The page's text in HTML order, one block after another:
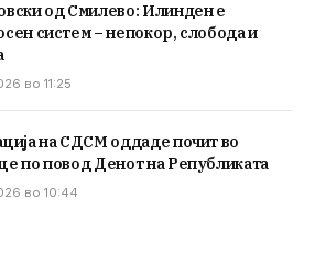
од Смилево: Илинден е
систем – непокор, слобода и
во 11:25
на СДСМ оддаде почит во
по повод Денот на Републиката
во 10:44